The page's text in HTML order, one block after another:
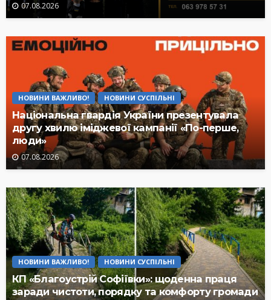
07.08.2026
НОВИНИ ВАЖЛИВО! НОВИНИ СУСПІЛЬНІ
Національна гвардія України презентувала
другу хвилю іміджевої кампанії «По-перше,
люди»
07.08.2026
НОВИНИ ВАЖЛИВО! НОВИНИ СУСПІЛЬНІ
КП «Благоустрій Софіївки»: щоденна праця
заради чистоти, порядку та комфорту громади